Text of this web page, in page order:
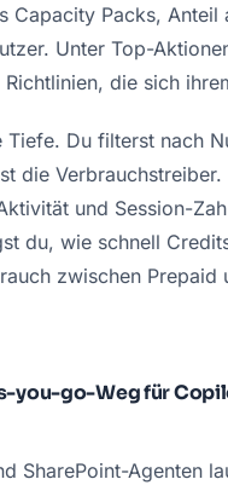
Capacity Packs, Anteil
Unter Top-
die sich
Du filterst nach
die
und Session-
du, wie schnell
zwischen Prepaid
you-go-Weg für
SharePoint-Agenten